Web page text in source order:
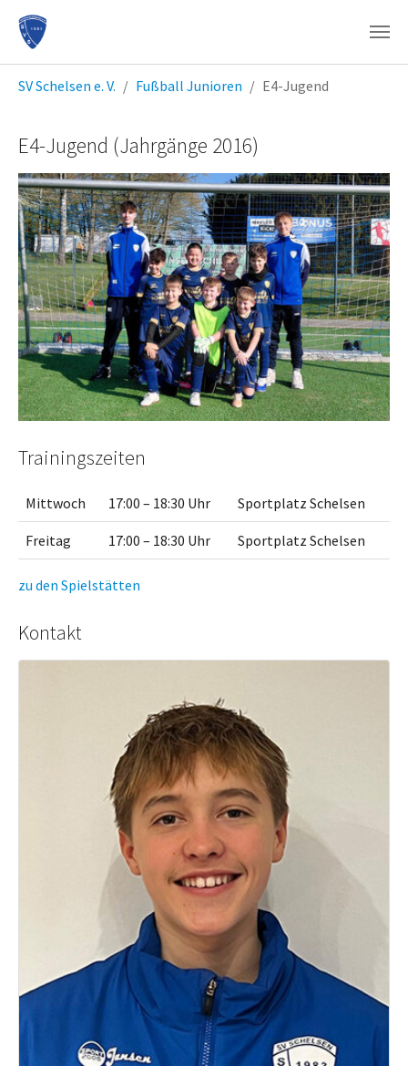
SV Schelsen e. V. Fußball Junioren E4-Jugend
E4-Jugend (Jahrgänge 2016)
Trainingszeiten
Mittwoch 17:00 – 18:30 Uhr Sportplatz Schelsen
Freitag 17:00 – 18:30 Uhr Sportplatz Schelsen
zu den Spielstätten
Kontakt